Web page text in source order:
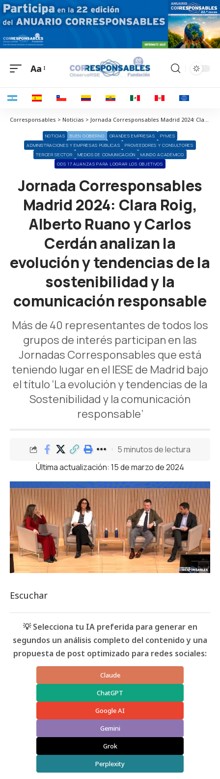
Aa
Corresponsables > Noticias > Jornada Corresponsables Madrid 2024: Clara Roig, Alberto Ruano y Carlos Cerdán analizan la evolución y tendencias de la sostenibilidad y la comunicación responsable
NOTICIAS BUEN GOBIERNO GRANDES EMPRESAS
PYMES
ADMINISTRACIONES Y EMPRESAS PÚBLICAS
PROVEEDORES Y CONSULTORES
TERCER SECTOR
MEDIOS DE COMUNICACIÓN
MUNDO ACADÉMICO
ODS 17 ALIANZAS PARA LOGRAR LOS OBJETIVOS
Jornada Corresponsables
Madrid 2024: Clara Roig,
Alberto Ruano y Carlos
Cerdán analizan la
evolución y tendencias de la
sostenibilidad y la
comunicación responsable
Más de 40 representantes de todos los
grupos de interés participan en las
Jornadas Corresponsables que está
teniendo lugar en el IESE de Madrid bajo
el título ‘La evolución y tendencias de la
Sostenibilidad y la comunicación
responsable’
Última actualización: 15 de marzo de 2024
5 minutos de lectura
Escuchar
💡 Selecciona tu IA preferida para generar en
segundos un análisis completo del contenido y una
propuesta de post optimizado para redes sociales:
Claude
ChatGPT
Google AI
Gemini
Grok
Perplexity